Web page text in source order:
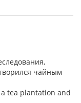
чайным
tea plantation and